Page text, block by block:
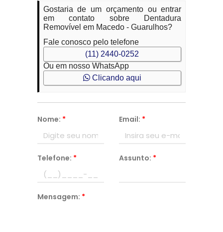
Gostaria de um orçamento ou entrar
em contato sobre Dentadura
Removível em Macedo - Guarulhos?
Fale conosco pelo telefone
(11) 2440-0252
Ou em nosso WhatsApp
Clicando aqui
Nome: * Email: *
Telefone: * Assunto: *
Mensagem: *